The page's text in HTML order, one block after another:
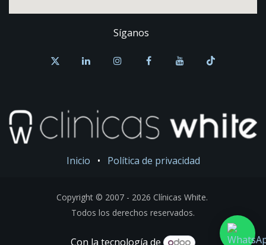
Síganos
Inicio • Política de privacidad
Copyright © 2007 - 2026 Clínicas White.
Todos los derechos reservados.
Con la tecnología de